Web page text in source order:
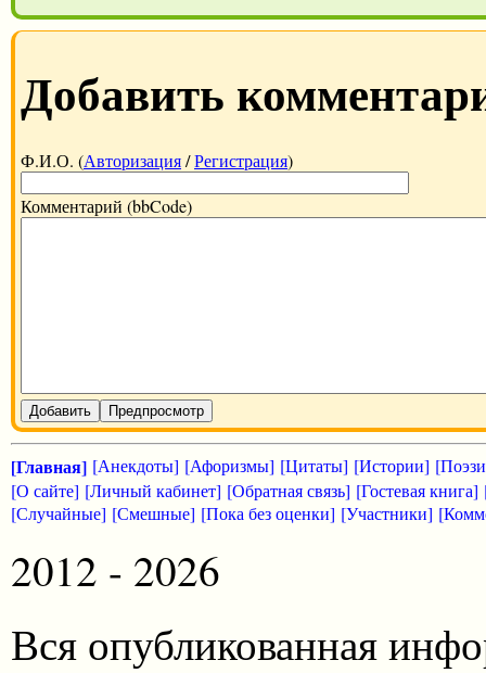
Добавить
Ф.И.О. (Авторизация/Регистрация)
Комментарий (bbCode)
Добавить Предпросмотр
[Главная] [Анекдоты] [Афоризмы] [Цитаты] [Истории]
[О сайте] [Личный кабинет] [Обратная связь] [Гостевая книга]
[Случайные] [Смешные] [Пока без оценки] [Участники]
2012 - 2026
Вся опубликованная